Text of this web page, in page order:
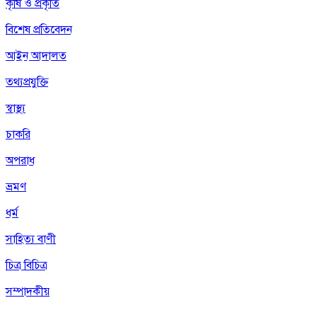
কৃষি ও প্রকৃতি
বিশেষ প্রতিবেদন
আইন আদালত
তথ্যপ্রযুক্তি
স্বাস্থ্য
চাকরি
অপরাধ
ভ্রমণ
ধর্ম
সাহিত্য বাণী
চিত্র বিচিত্র
সম্পাদকীয়